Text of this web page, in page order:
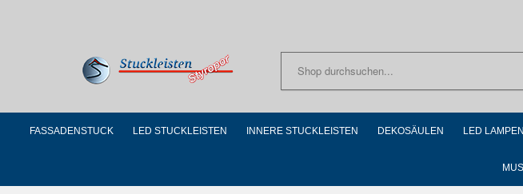
FASSADENSTUCK LED STUCKLEISTEN INNERE STUCKLEISTEN DEKOSÄULEN LED